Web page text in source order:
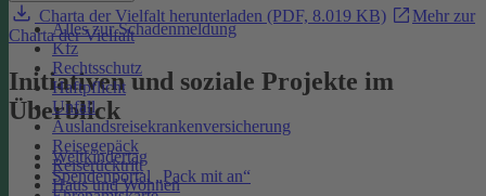
Alles zur Schadenmeldung
Kfz
Rechtsschutz
Haftpflicht
Unfall
Auslandsreisekrankenversicherung
Reisegepäck
Reiserücktritt
Haus und Wohnen
Charta der Vielfalt herunterladen (PDF, 8.019 KB)
Mehr zur
Charta der Vielfalt
Initiativen und soziale Projekte im
Überblick
Weltkindertag
Spendenportal „Pack mit an“